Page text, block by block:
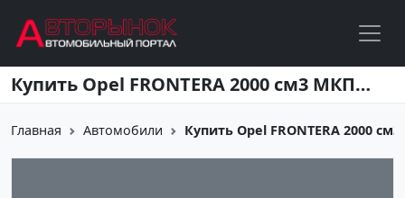
Перейти к основному содержанию Купить Opel FRONTERA 2000 см3 МКПП (125 л.с.) Бензин инжектор в Новороссийск: цвет черный Внедорожник 1995 года по цене 200000 рублей, объявление №12980 на сайте Авторынок23
Главная Автомобили Купить Opel FRONTERA 2000